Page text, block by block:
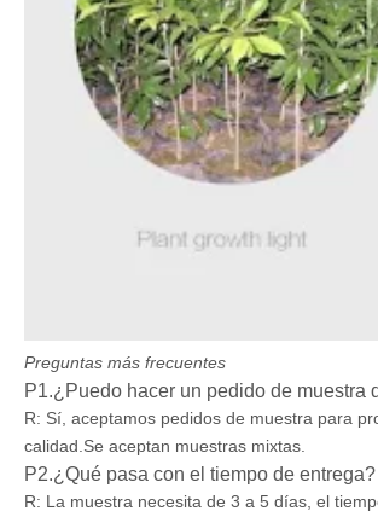
Preguntas más frecuentes
P1.¿Puedo hacer un pedido de muestra
R: Sí, aceptamos pedidos de muestra para
calidad.Se aceptan muestras mixtas.
P2.¿Qué pasa con el tiempo de entrega?
R: La muestra necesita de 3 a 5 días, el